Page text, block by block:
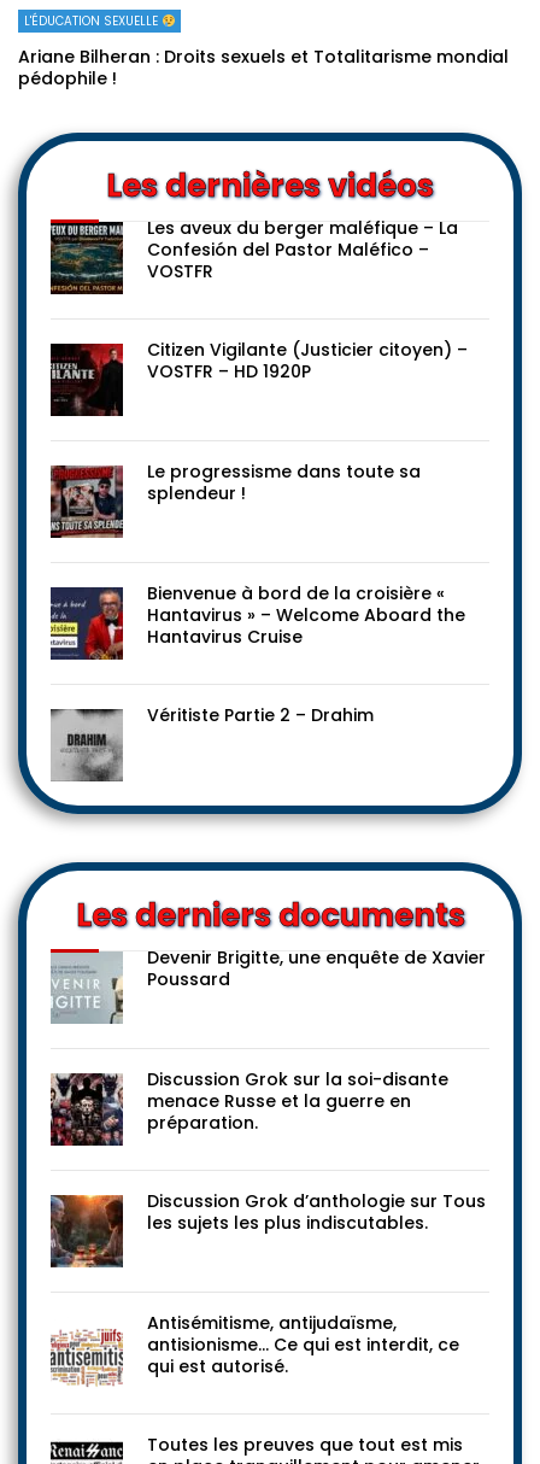
L'ÉDUCATION SEXUELLE
Ariane Bilheran : Droits sexuels et Totalitarisme mondial
pédophile !
Les dernières vidéos
Les aveux du berger maléfique – La
Confesión del Pastor Maléfico –
VOSTFR
Citizen Vigilante (Justicier citoyen) –
VOSTFR – HD 1920P
Le progressisme dans toute sa
splendeur !
Bienvenue à bord de la croisière «
Hantavirus » – Welcome Aboard the
Hantavirus Cruise
Véritiste Partie 2 – Drahim
Les derniers documents
Devenir Brigitte, une enquête de Xavier
Poussard
Discussion Grok sur la soi-disante
menace Russe et la guerre en
préparation.
Discussion Grok d’anthologie sur Tous
les sujets les plus indiscutables.
Antisémitisme, antijudaïsme,
antisionisme… Ce qui est interdit, ce
qui est autorisé.
Toutes les preuves que tout est mis